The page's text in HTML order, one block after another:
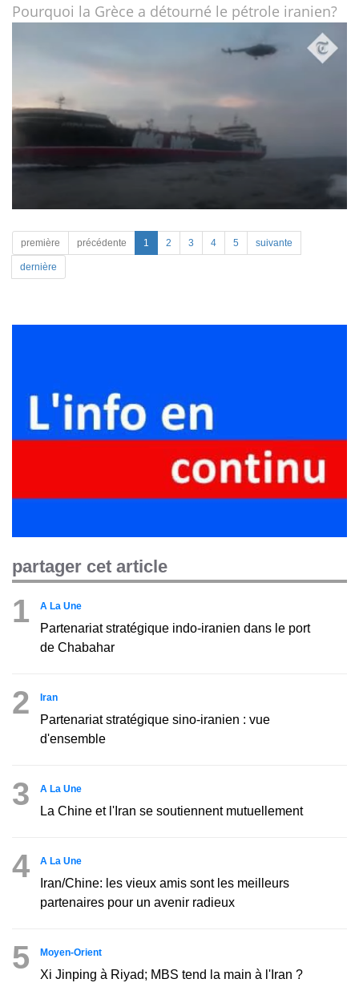
Pourquoi la Grèce a détourné le pétrole iranien?
première précédente 1 2 3 4 5 suivante
dernière
partager cet article
1 A La Une
Partenariat stratégique indo-iranien dans le port
de Chabahar
2 Iran
Partenariat stratégique sino-iranien : vue
d'ensemble
3 A La Une
La Chine et l'Iran se soutiennent mutuellement
4 A La Une
Iran/Chine: les vieux amis sont les meilleurs
partenaires pour un avenir radieux
5 Moyen-Orient
Xi Jinping à Riyad; MBS tend la main à l'Iran ?